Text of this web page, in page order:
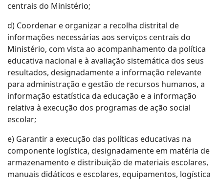
centrais do Ministério;
d) Coordenar e organizar a recolha distrital de
informações necessárias aos serviços centrais do
Ministério, com vista ao acompanhamento da política
educativa nacional e à avaliação sistemática dos seus
resultados, designadamente a informação relevante
para administração e gestão de recursos humanos, a
informação estatística da educação e a informação
relativa à execução dos programas de ação social
escolar;
e) Garantir a execução das políticas educativas na
componente logística, designadamente em matéria de
armazenamento e distribuição de materiais escolares,
manuais didáticos e escolares, equipamentos, logística